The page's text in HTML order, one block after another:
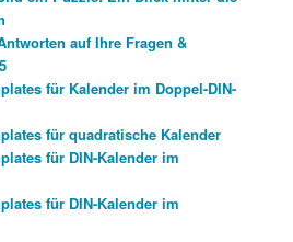
auf Ihre Fragen &
für Kalender im Doppel-DIN-
für quadratische Kalender
für DIN-Kalender im
für DIN-Kalender im